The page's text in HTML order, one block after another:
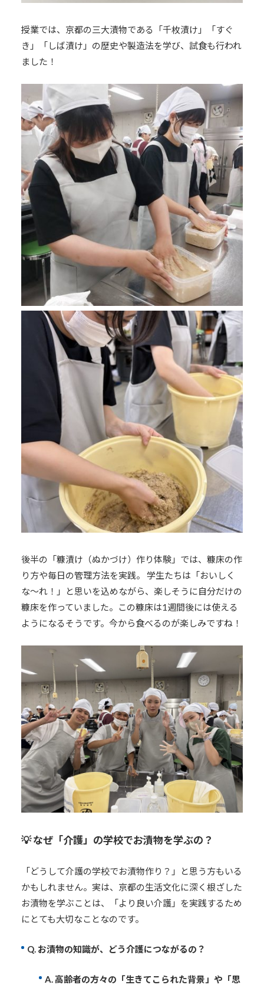
授業では、京都の三大漬物である「千枚漬け」「すぐ
き」「しば漬け」の歴史や製造法を学び、試食も行われ
ました！
後半の「糠漬け（ぬかづけ）作り体験」では、糠床の作
り方や毎日の管理方法を実践。 学生たちは「おいしく
な〜れ！」と思いを込めながら、楽しそうに自分だけの
糠床を作っていました。この糠床は1週間後には使える
ようになるそうです。今から食べるのが楽しみですね！
💡 なぜ「介護」の学校でお漬物を学ぶの？
「どうして介護の学校でお漬物作り？」と思う方もいる
かもしれません。実は、京都の生活文化に深く根ざした
お漬物を学ぶことは、「より良い介護」を実践するため
にとても大切なことなのです。
Q. お漬物の知識が、どう介護につながるの？
A. 高齢者の方々の「生きてこられた背景」や「思